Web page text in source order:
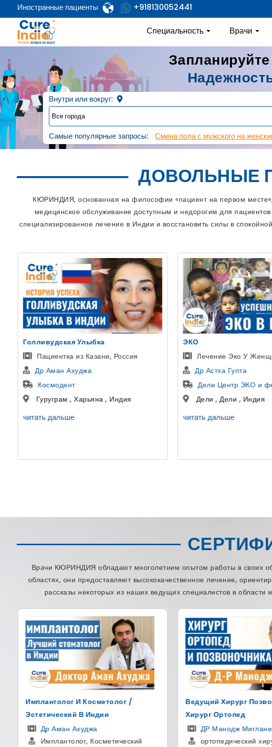
Иностранные пациенты +918130052441
Специальность Врачи
Внутри или вокруг:
Самые популярные запросы: Смена пола с мужского на
ДОВОЛЬНЫЕ
КЮРИНДИЯ, основанная на философии «пациент на первом
медицинское обслуживание доступным и недорогим для
специализированное лечение в Индии и восстановить силы в
ЭКО
Лечение Эко У Женщин в Индии
Др Астха Гупта
Дели Центр ЭКО и фертильности
Дели , Дели , Индия
читать дальше
Пересадка печени
Пересадка Печени
Др Гирирадж Бора
Артемис больница
Гургаон , Харьяны ,
читать дальше
Врачи КЮРИНДИЯ обладают многолетним опытом работы в своих
областях, они предоставляют высококачественное лечение,
рассказы некоторых из наших ведущих специалистов в
Ведущий Хирург Позвоночника И
Хирург Ортопед
ДР Манодж Миглани
ортопедический хирург
Для Изменение Цвета
Пересадка Роговицы В
Др Сурадж Мунджал
Основатель и